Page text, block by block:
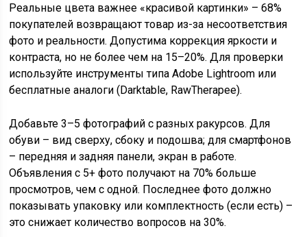
Реальные цвета важнее «красивой картинки» – 68%
покупателей возвращают товар из-за несоответствия
фото и реальности. Допустима коррекция яркости и
контраста, но не более чем на 15–20%. Для проверки
используйте инструменты типа Adobe Lightroom или
бесплатные аналоги (Darktable, RawTherapee).
Добавьте 3–5 фотографий с разных ракурсов. Для
обуви – вид сверху, сбоку и подошва; для смартфонов
– передняя и задняя панели, экран в работе.
Объявления с 5+ фото получают на 70% больше
просмотров, чем с одной. Последнее фото должно
показывать упаковку или комплектность (если есть) –
это снижает количество вопросов на 30%.